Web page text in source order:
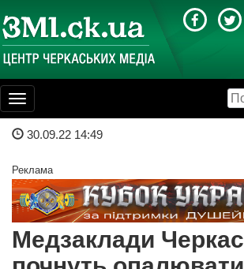
Toggle
navigation
30.09.22 14:49
Реклама
Медзаклади Черкас